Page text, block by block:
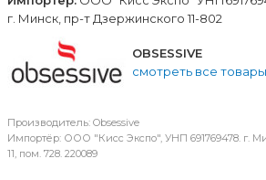
г. Минск, пр-т Дзержинского 11-802
OBSESSIVE
смотреть все товары
Производитель: Obsessive
Импортёр: ООО "Кисс Экспо", УНП 691769478. г.
11, пом. 728. 220089